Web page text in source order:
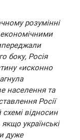
розумінні
економічними
боку, Росія
«исконно
населення та
Росії
схемі відносин
українські
дуже